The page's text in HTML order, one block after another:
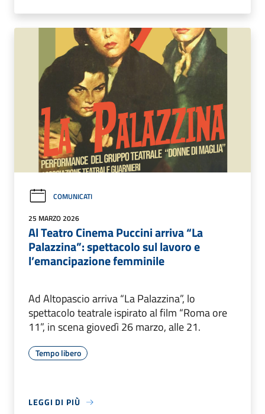
COMUNICATI
25 MARZO 2026
Al Teatro Cinema Puccini arriva “La
Palazzina”: spettacolo sul lavoro e
l’emancipazione femminile
Ad Altopascio arriva “La Palazzina”, lo
spettacolo teatrale ispirato al film “Roma ore
11”, in scena giovedì 26 marzo, alle 21.
Tempo libero
LEGGI DI PIÙ